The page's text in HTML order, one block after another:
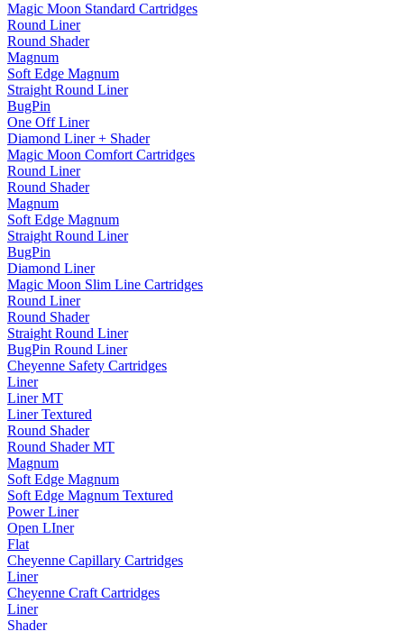
Magic Moon Standard Cartridges
Round Liner
Round Shader
Magnum
Soft Edge Magnum
Straight Round Liner
BugPin
One Off Liner
Diamond Liner + Shader
Magic Moon Comfort Cartridges
Round Liner
Round Shader
Magnum
Soft Edge Magnum
Straight Round Liner
BugPin
Diamond Liner
Magic Moon Slim Line Cartridges
Round Liner
Round Shader
Straight Round Liner
BugPin Round Liner
Cheyenne Safety Cartridges
Liner
Liner MT
Liner Textured
Round Shader
Round Shader MT
Magnum
Soft Edge Magnum
Soft Edge Magnum Textured
Power Liner
Open LIner
Flat
Cheyenne Capillary Cartridges
Liner
Cheyenne Craft Cartridges
Liner
Shader